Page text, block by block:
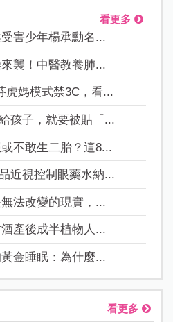
看更多
害少年楊承勳名...
襲！中醫教養肺...
虎媽模式禁3C，看...
孩子，就要被貼「...
不敢生二胎？這8...
近視控制眼藥水納...
法改變的現實，...
產後成半植物人...
金睡眠：為什麼...
看更多